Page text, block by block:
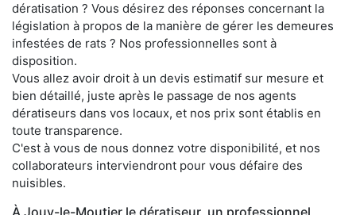
dératisation ? Vous désirez des réponses concernant la
législation à propos de la manière de gérer les demeures
infestées de rats ? Nos professionnelles sont à
disposition.
Vous allez avoir droit à un devis estimatif sur mesure et
bien détaillé, juste après le passage de nos agents
dératiseurs dans vos locaux, et nos prix sont établis en
toute transparence.
C'est à vous de nous donnez votre disponibilité, et nos
collaborateurs interviendront pour vous défaire des
nuisibles.